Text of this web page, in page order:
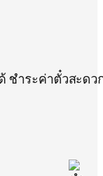
ชำระค่าตั๋วสะดว